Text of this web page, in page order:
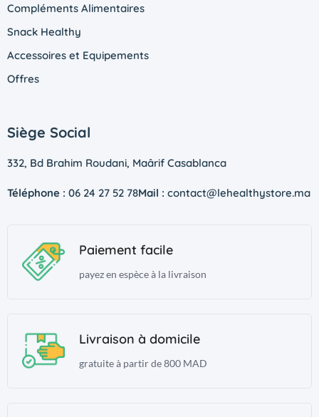
Compléments Alimentaires
Snack Healthy
Accessoires et Equipements
Offres
Siège Social
332, Bd Brahim Roudani, Maârif Casablanca
Téléphone : 06 24 27 52 78Mail : contact@lehealthystore.ma
Paiement facile
payez en espèce à la livraison
Livraison à domicile
gratuite à partir de 800 MAD